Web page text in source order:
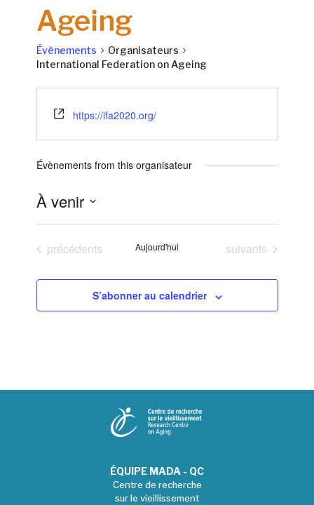
Ageing
Évènements
Organisateurs
International Federation on Ageing
https://ifa2020.org/
Évènements from this organisateur
À venir
Sélectionnez
date.
Évènements
précédents Aujourd'hui Évènements
suivants
S’abonner au calendrier
ÉQUIPE MADA - QC
Centre de recherche
sur le vieillissement